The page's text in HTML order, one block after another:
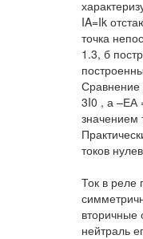
IA=Ik
точка
1.3, б
Сравнение
3I0 , а –ЕА
значением
токов
Ток в реле
вторичные
нейтраль